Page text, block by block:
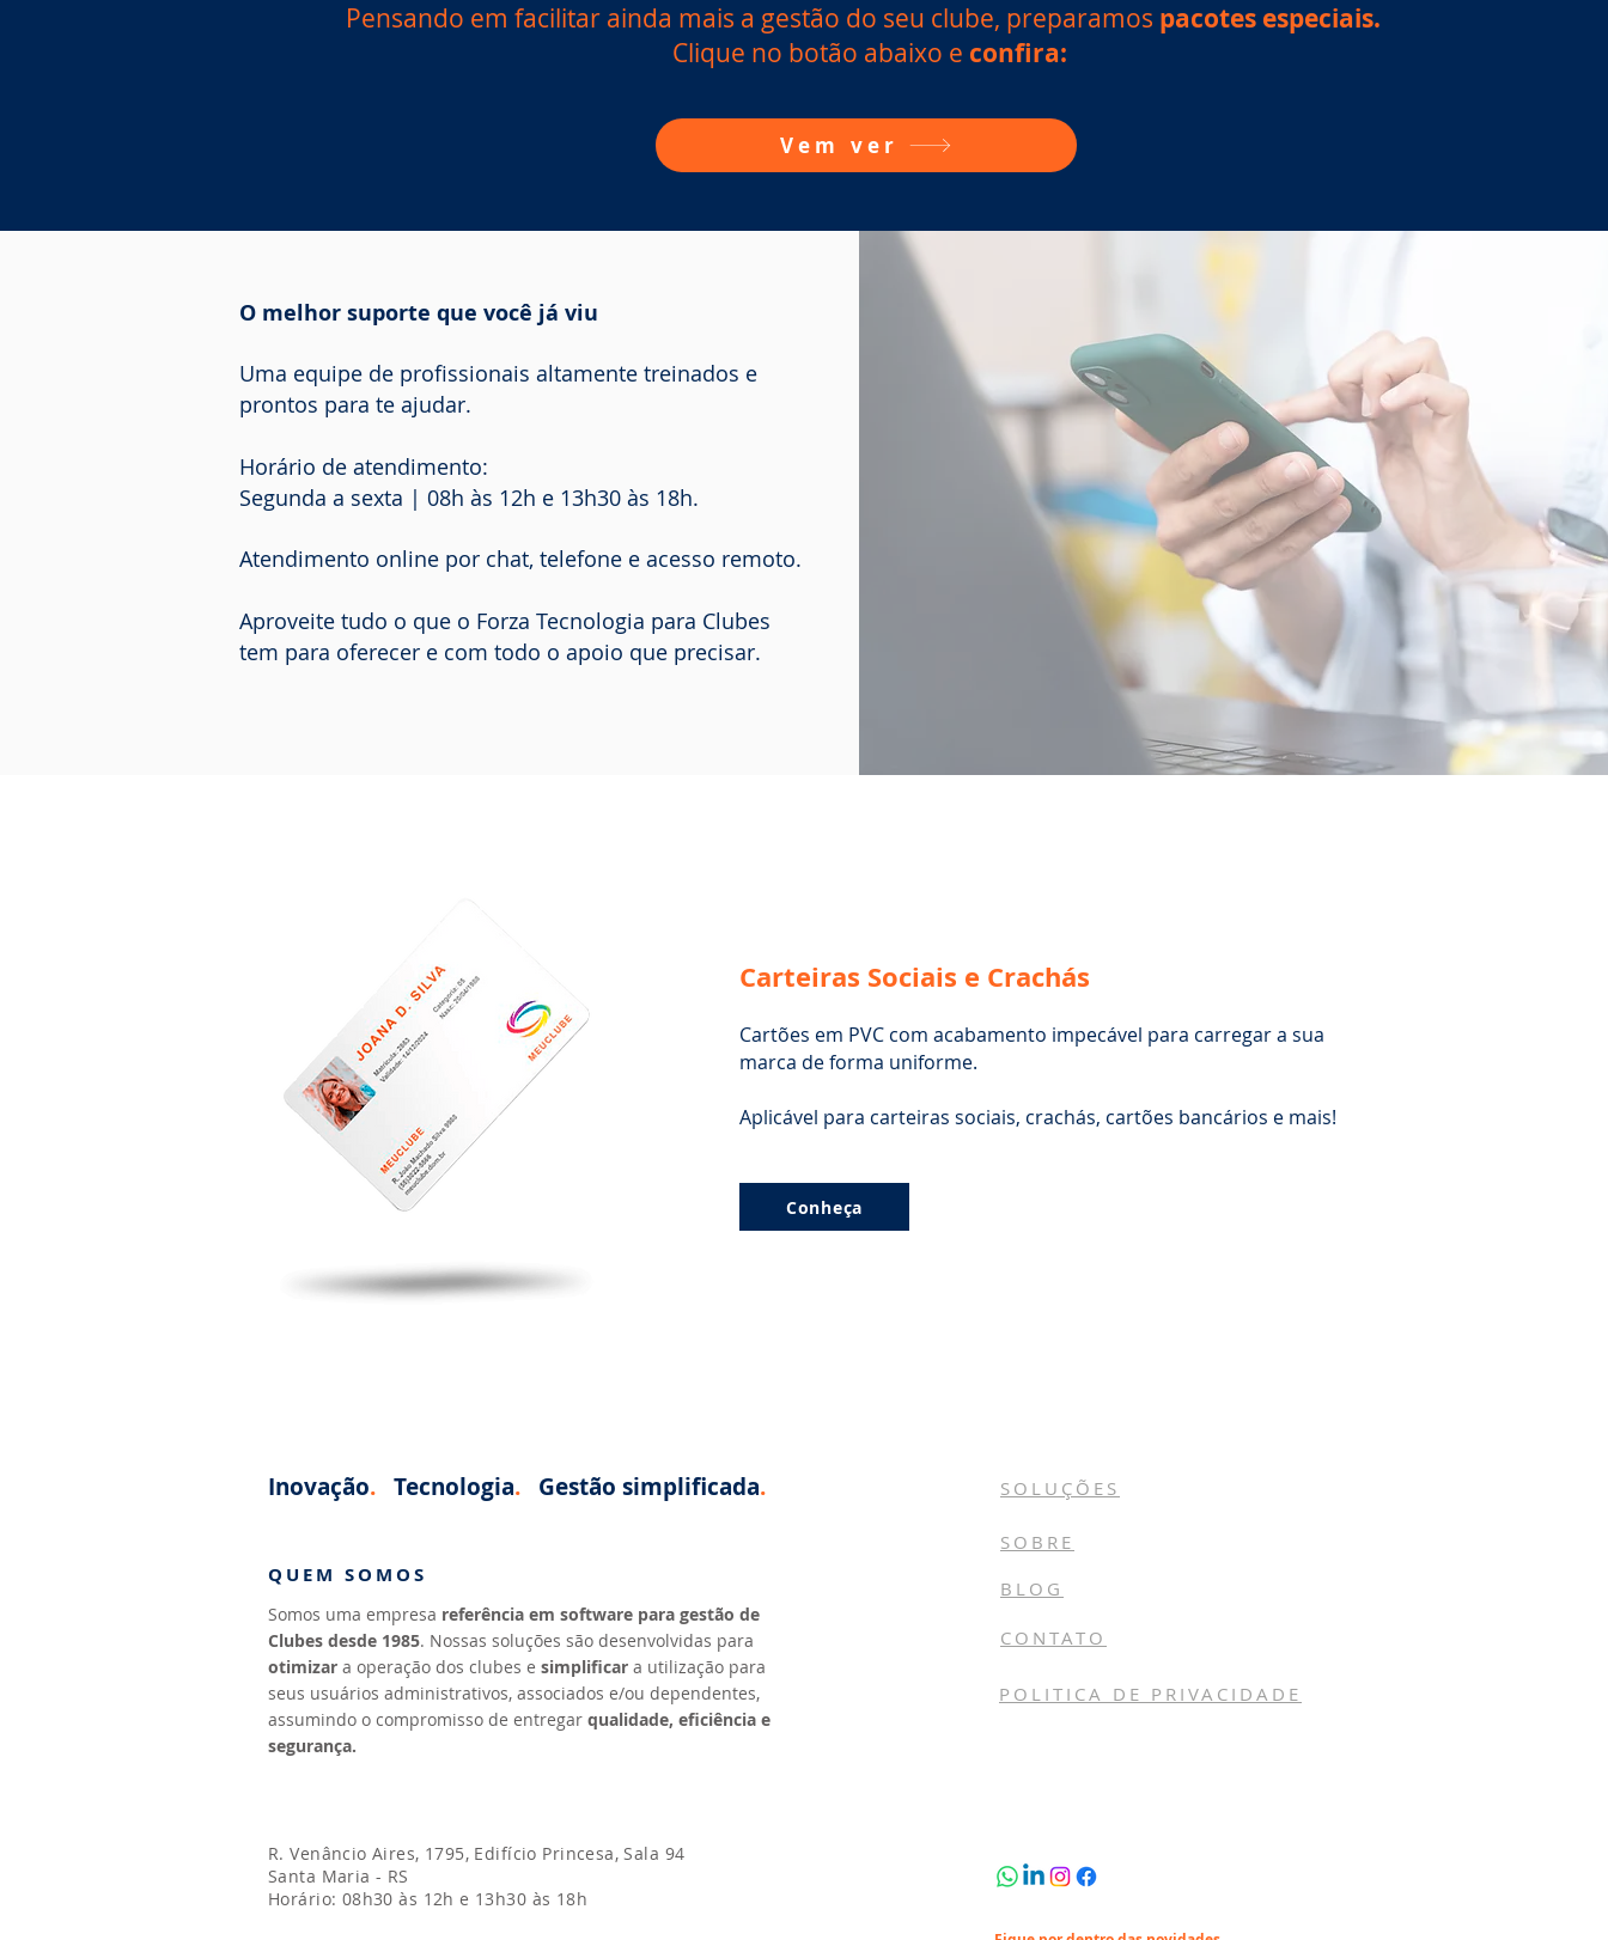
Pensando em facilitar ainda mais a gestão do seu clube, preparamos pacotes especiais.
Clique no botão abaixo e confira:
Vem ver
O melhor suporte que você já viu
Uma equipe de profissionais altamente treinados e
prontos para te ajudar.
Horário de atendimento:
Segunda a sexta | 08h às 12h e 13h30 às 18h.
Atendimento online por chat, telefone e acesso remoto.
Aproveite tudo o que o Forza Tecnologia para Clubes
tem para oferecer e com todo o apoio que precisar.
Carteiras Sociais e Crachás
Cartões em PVC com acabamento impecável para carregar a sua
marca de forma uniforme.
Aplicável para carteiras sociais, crachás, cartões bancários e mais!
Conheça
Inovação. Tecnologia. Gestão simplificada. SOLUÇÕES
SOBRE
QUEM SOMOS
Somos uma empresa referência em software para gestão de
Clubes desde 1985. Nossas soluções são desenvolvidas para
otimizar a operação dos clubes e simplificar a utilização para
seus usuários administrativos, associados e/ou dependentes,
assumindo o compromisso de entregar qualidade, eficiência e
segurança.
BLOG
CONTATO
POLITICA DE PRIVACIDADE
R. Venâncio Aires, 1795, Edifício Princesa, Sala 94
Santa Maria - RS
Horário: 08h30 às 12h e 13h30 às 18h